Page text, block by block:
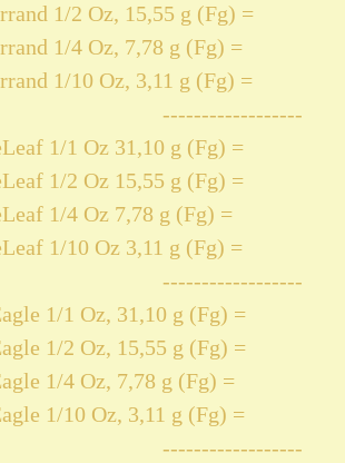
1/2 Oz, 15,55 g (Fg) =
1/4 Oz, 7,78 g (Fg) =
1/10 Oz, 3,11 g (Fg) =
------------------
1/1 Oz 31,10 g (Fg) =
1/2 Oz 15,55 g (Fg) =
1/4 Oz 7,78 g (Fg) =
1/10 Oz 3,11 g (Fg) =
------------------
1/1 Oz, 31,10 g (Fg) =
1/2 Oz, 15,55 g (Fg) =
1/4 Oz, 7,78 g (Fg) =
1/10 Oz, 3,11 g (Fg) =
------------------